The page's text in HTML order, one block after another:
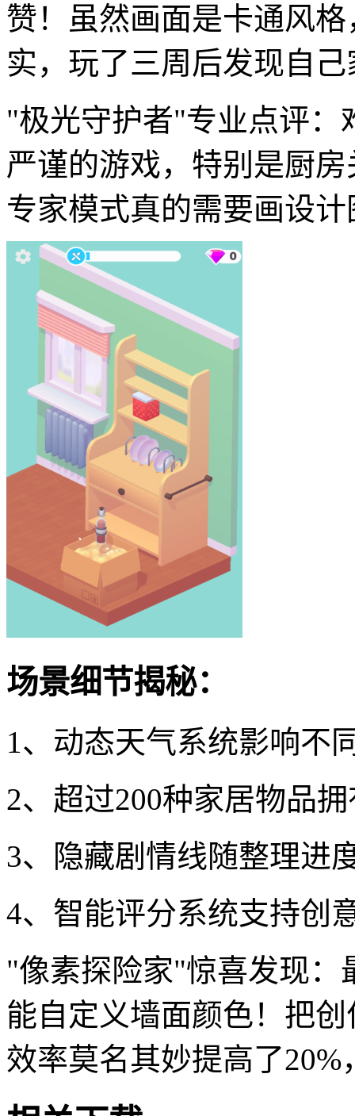
赞！虽然画面是卡通风
实，玩了三周后发现自
"极光守护者"专业点评：
严谨的游戏，特别是厨
专家模式真的需要画设
场景细节揭秘：
1、动态天气系统影响不
2、超过200种家居物品
3、隐藏剧情线随整理进
4、智能评分系统支持创
"像素探险家"惊喜发现：
能自定义墙面颜色！把
效率莫名其妙提高了